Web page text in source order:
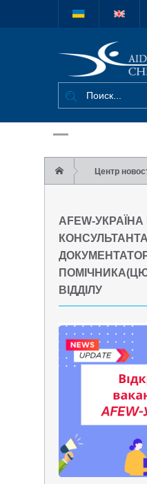
Центр
документатора/
відділу
AFEW-
ВІДДІЛУ